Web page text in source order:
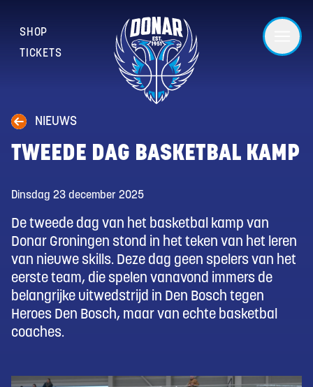
SHOP
TICKETS
NIEUWS
TWEEDE DAG BASKETBAL KAMP
Dinsdag 23 december 2025
De tweede dag van het basketbal kamp van
Donar Groningen stond in het teken van het leren
van nieuwe skills. Deze dag geen spelers van het
eerste team, die spelen vanavond immers de
belangrijke uitwedstrijd in Den Bosch tegen
Heroes Den Bosch, maar van echte basketbal
coaches.